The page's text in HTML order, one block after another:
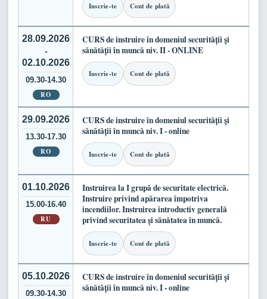
Inscrie-te Cont de plată
28.09.2026
-
02.10.2026
09.30-14.30
RO
CURS de instruire în domeniul securității și
sănătății în muncă niv. II - ONLINE
Inscrie-te Cont de plată
29.09.2026
13.30-17.30
RO
CURS de instruire în domeniul securității și
sănătății în muncă niv. I - online
Inscrie-te Cont de plată
01.10.2026
15.00-16.40
RU
Instruirea la I grupă de securitate electrică.
Instruire privind apărarea împotriva
incendiilor. Instruirea introductiv generală
privind securitatea și sănătatea în muncă.
Inscrie-te Cont de plată
05.10.2026
09.30-14.30
CURS de instruire în domeniul securității și
sănătății în muncă niv. I - online